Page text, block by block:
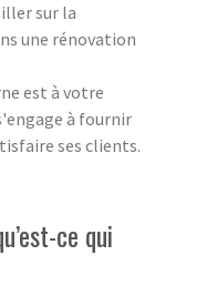
sur la
une rénovation
est à votre
à fournir
ses clients.
ce qui